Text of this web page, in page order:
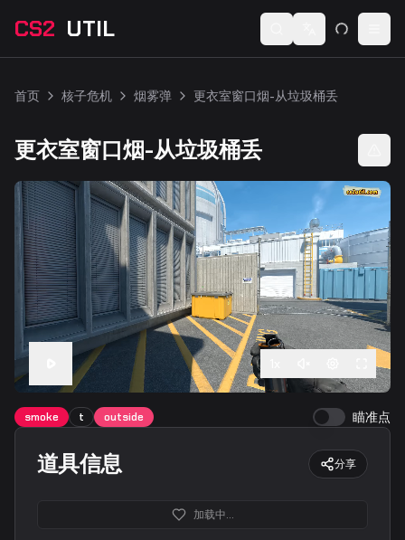
CS2 UTIL Switch language
首页 核子危机 烟雾弹 更衣室窗口烟-从垃圾桶丢
更衣室窗口烟-从垃圾桶丢
smoke t outside 瞄准点
道具信息 分享
加载中...